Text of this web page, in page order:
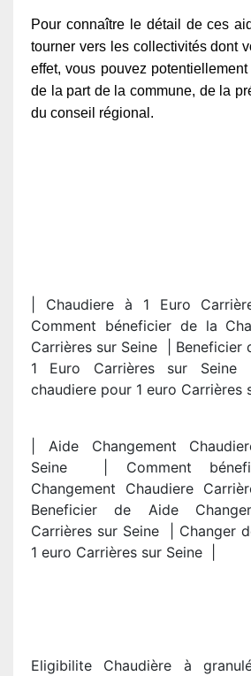
Pour connaître le détail de ces
tourner vers les collectivités dont
effet, vous pouvez
de la part de la commune, de la
du conseil régional.
| Chaudiere à 1 Euro
Comment béneficier de la
Carrières sur Seine | Beneficier
1 Euro Carrières sur
chaudiere pour 1 euro Carrières
| Aide Changement
Seine | Comment
Changement Chaudiere
Beneficier de Aide
Carrières sur Seine | Changer
1 euro Carrières sur Seine |
Eligibilite Chaudière à